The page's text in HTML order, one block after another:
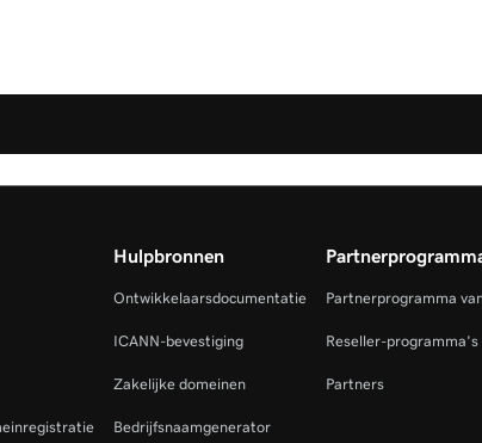
Hulpbronnen
Ontwikkelaarsdocumentatie
ICANN-bevestiging
Zakelijke domeinen
Bedrijfsnaamgenerator
Partnerprogramma
Reseller-programma's
Partners